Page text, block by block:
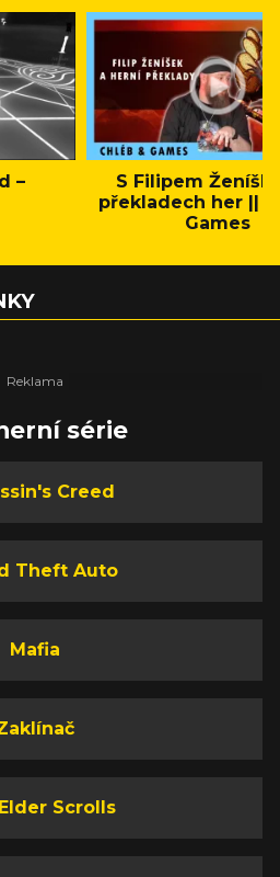
–
S Filipem
překladech her ||
Games
série
Creed
Theft Auto
Mafia
Scrolls